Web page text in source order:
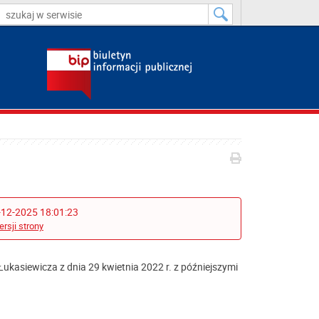
2025 18:01:23
strony
z dnia 29 kwietnia 2022 r. z późniejszymi